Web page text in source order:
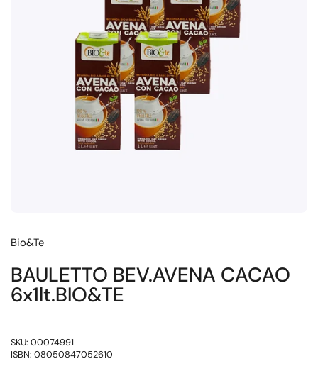
Bio&Te
BAULETTO BEV.AVENA CACAO
6x1lt.BIO&TE
SKU: 00074991
ISBN: 08050847052610